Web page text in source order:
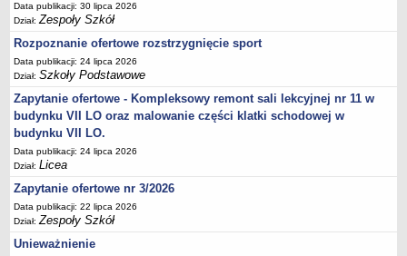
Data publikacji: 30 lipca 2026
Dział:Zespoły Szkół
Rozpoznanie ofertowe rozstrzygnięcie sport
Data publikacji: 24 lipca 2026
Dział:Szkoły Podstawowe
Zapytanie ofertowe - Kompleksowy remont sali lekcyjnej nr 11 w
budynku VII LO oraz malowanie części klatki schodowej w
budynku VII LO.
Data publikacji: 24 lipca 2026
Dział:Licea
Zapytanie ofertowe nr 3/2026
Data publikacji: 22 lipca 2026
Dział:Zespoły Szkół
Unieważnienie